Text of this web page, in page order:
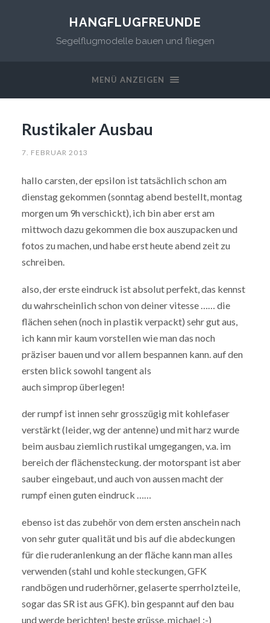
HANGFLUGFREUNDE
Segelflugmodelle bauen und fliegen
MENÜ ANZEIGEN
Rustikaler Ausbau
7. FEBRUAR 2013
hallo carsten, der epsilon ist tatsächlich schon am
dienstag gekommen (sonntag abend bestellt, montag
morgen um 9h verschickt), ich bin aber erst am
mittwoch dazu gekommen die box auszupacken und
fotos zu machen, und habe erst heute abend zeit zu
schreiben.
also, der erste eindruck ist absolut perfekt, das kennst
du wahrscheinlich schon von deiner vitesse …… die
flächen sehen (noch in plastik verpackt) sehr gut aus,
ich kann mir kaum vorstellen wie man das noch
präziser bauen und vor allem bespannen kann. auf den
ersten blick sowohl tangent als
auch simprop überlegen!
der rumpf ist innen sehr grosszügig mit kohlefaser
verstärkt (leider, wg der antenne) und mit harz wurde
beim ausbau ziemlich rustikal umgegangen, v.a. im
bereich der flächensteckung. der motorspant ist aber
sauber eingebaut, und auch von aussen macht der
rumpf einen guten eindruck ……
ebenso ist das zubehör von dem ersten anschein nach
von sehr guter qualität und bis auf die abdeckungen
für die ruderanlenkung an der fläche kann man alles
verwenden (stahl und kohle steckungen, GFK
randbögen und ruderhörner, gelaserte sperrholzteile,
sogar das SR ist aus GFK). bin gespannt auf den bau
und werde berichten! beste grüsse, michael :-)